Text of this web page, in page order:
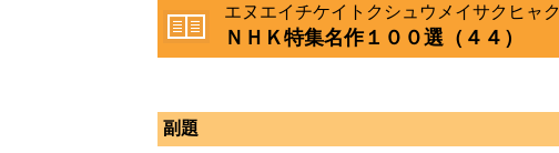
エヌエイチケイトクシュウメイサクヒャ
ＮＨＫ特集名作１００選（４４）
副題